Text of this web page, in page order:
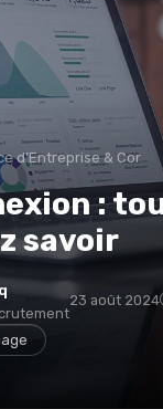
& Corporate Finance
:
savoir
23 août 2024